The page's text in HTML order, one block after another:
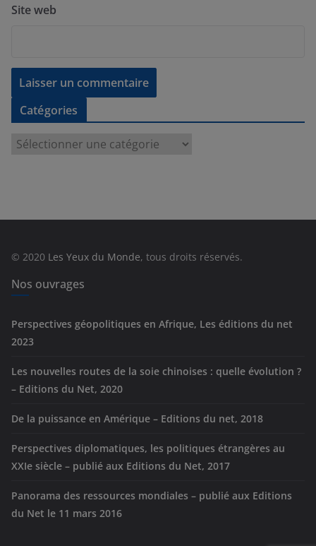
Site web
Catégories
e
s
© 2020 Les Yeux du Monde, tous droits réservés.
Nos ouvrages
Perspectives géopolitiques en Afrique, Les éditions du net
2023
Les nouvelles routes de la soie chinoises : quelle évolution ?
– Editions du Net, 2020
De la puissance en Amérique – Editions du net, 2018
Perspectives diplomatiques, les politiques étrangères au
XXIe siècle – publié aux Editions du Net, 2017
Panorama des ressources mondiales – publié aux Editions
du Net le 11 mars 2016